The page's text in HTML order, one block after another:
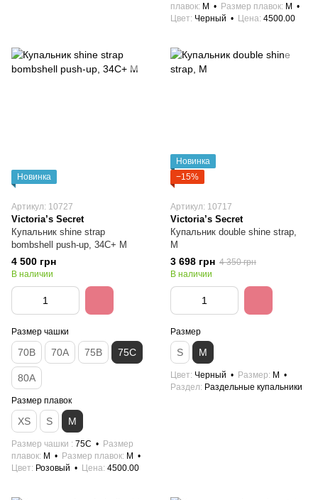
плавок M Размер плавок M
Цвет Черный Цена 4500.00
Новинка
Артикул: 10727
Victoria’s Secret
Купальник shine strap
bombshell push-up, 34C+ M
4 500 грн
В наличии
Размер чашки
70B 70А 75B 75C
80A
Размер плавок
XS S M
Размер чашки 75C
Размер
плавок M Размер плавок M
Цвет
Розовый Цена 4500.00
Новинка
−15%
Артикул: 10717
Victoria’s Secret
Купальник double shine strap,
M
3 698 грн 4 350 грн
В наличии
Размер
S M
Цвет Черный Размер
M
Раздел
Раздельные купальники